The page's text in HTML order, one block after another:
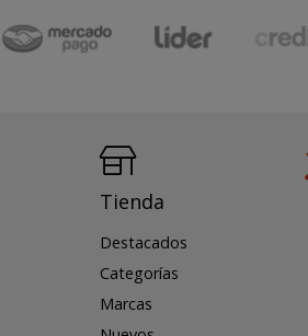
Tienda
Destacados
Categorías
Marcas